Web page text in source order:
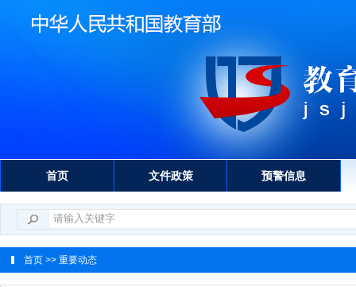
首页 文件政策 预警信息
首页 >> 重要动态